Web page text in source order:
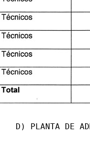
D) PLANTA DE